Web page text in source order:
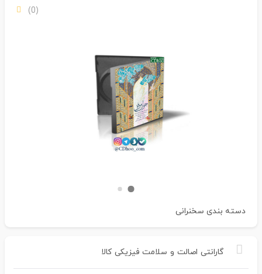
(0)
دسته بندی سخنرانی
گارانتی اصالت و سلامت فیزیکی کالا